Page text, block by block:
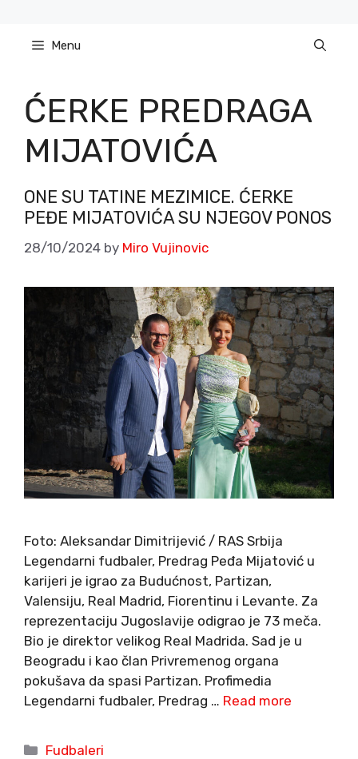
content Menu
ĆERKE PREDRAGA
MIJATOVIĆA
ONE SU TATINE MEZIMICE. ĆERKE
PEĐE MIJATOVIĆA SU NJEGOV PONOS
28/10/2024 by Miro Vujinovic
Foto: Aleksandar Dimitrijević / RAS Srbija
Legendarni fudbaler, Predrag Peđa Mijatović u
karijeri je igrao za Budućnost, Partizan,
Valensiju, Real Madrid, Fiorentinu i Levante. Za
reprezentaciju Jugoslavije odigrao je 73 meča.
Bio je direktor velikog Real Madrida. Sad je u
Beogradu i kao član Privremenog organa
pokušava da spasi Partizan. Profimedia
Legendarni fudbaler, Predrag … Read more
Categories
Fudbaleri